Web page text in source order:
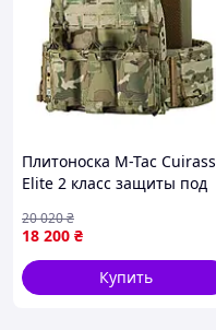
Плитоноска M-Tac Cuirass
Elite 2 класс защиты под
XL/2XL 1047-DS
18 200 ₴
20 020₴
Купить